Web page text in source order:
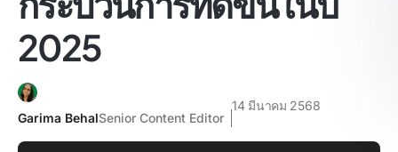
2025
Garima BehalSenior Content Editor
14 มีนาคม 2568